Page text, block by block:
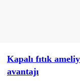
Kapalı fıtık
avantajı